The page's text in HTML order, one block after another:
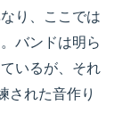
り、ここでは
バンドは明ら
いるが、それ
された音作り